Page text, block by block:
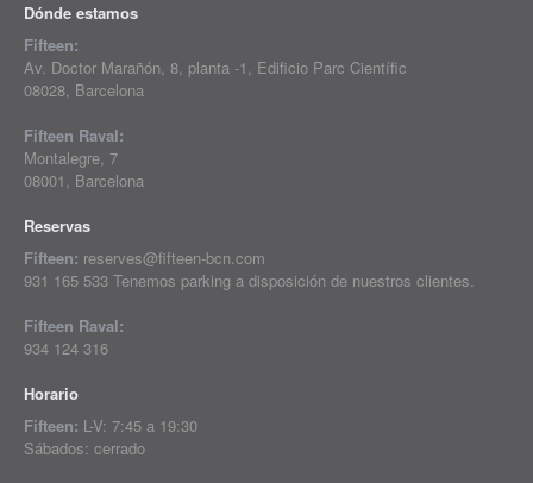
Dónde estamos
Fifteen:
Av. Doctor Marañón, 8, planta -1, Edificio Parc Científic
08028, Barcelona
Fifteen Raval:
Montalegre, 7
08001, Barcelona
Reservas
Fifteen: reserves@fifteen-bcn.com
931 165 533 Tenemos parking a disposición de nuestros clientes.
Fifteen Raval:
934 124 316
Horario
Fifteen: L-V: 7:45 a 19:30
Sábados: cerrado